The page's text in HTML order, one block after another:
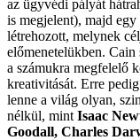
az ügyvédi pályát
is megjelent), majd egy
létrehozott, melynek
előmenetelükben. Cain
a számukra megfelelő
kreativitását. Erre
lenne a világ olyan,
nélkül, mint Isaac
Goodall, Charles